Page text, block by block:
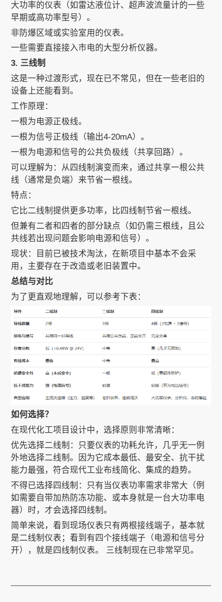
大功率的仪表（如雷达液位计、超声波流量计的一些
早期或高功率型号）。
非防爆区域或实验室用的仪表。
一些需要直接接入市电的大型分析仪器。
3. 三线制
这是一种过渡形式，现在已不常见，但在一些老旧的
设备上还能看到。
工作原理：
一根为电源正极线。
一根为信号正极线（输出4-20mA）。
一根为电源和信号的公共负极线（共享回路）。
可以理解为：从四线制演变而来，通过共享一根公共
线（通常是负端）来节省一根线。
特点：
它比二线制提供更多功率，比四线制节省一根线。
但兼有二者和四者的部分缺点（如仍需三根线，且公
共线若出现问题会影响电源和信号）。
现状：目前已被技术淘汰，在新项目中基本不会采
用，主要存在于改造或老旧装置中。
总结与对比
为了更直观地理解，可以参考下表：
如何选择？
在现代化工项目设计中，选择原则非常清晰：
优先选择二线制：只要仪表的功耗允许，几乎无一例
外地选择二线制。因为它成本最低、最安全、抗干扰
能力最强，符合现代工业布线简化、集成的趋势。
不得已选择四线制：只有当仪表功率需求非常大（例
如需要自带加热防冻功能、或本身就是一台大功率电
器）时，才会选择四线制。
简单来说，看到现场仪表只有两根接线端子，基本就
是二线制仪表；看到有四个接线端子（电源和信号分
开），就是四线制仪表。 三线制现在已非常罕见。